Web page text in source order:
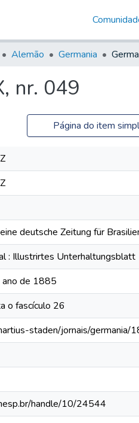
Alemão Germania
nr. 049
Página do item
deutsche Zeitung für
: Illustrirtes Unterhaltungsblatt
ano de 1885
o fascículo 26
staden/jornais/
handle/10/24544